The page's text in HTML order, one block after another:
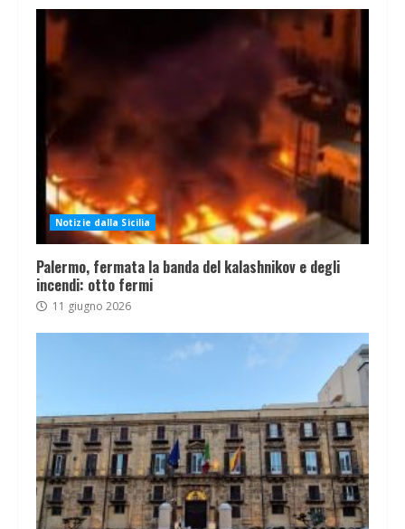
Notizie dalla Sicilia
Palermo, fermata la banda del kalashnikov e degli
incendi: otto fermi
11 giugno 2026